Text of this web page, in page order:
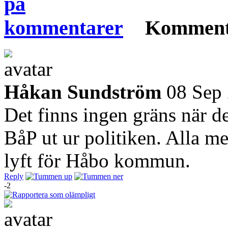
Håkan Sundström 08
Det finns ingen gräns när
BåP ut ur politiken. Alla
lyft för Håbo kommun.
Reply
-2